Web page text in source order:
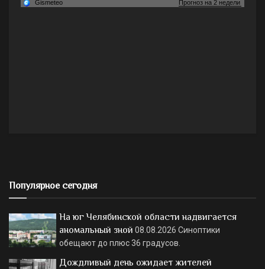
Популярное сегодня
На юг Челябинской области надвигается
аномальный зной 08.08.2026 Синоптики
обещают до плюс 36 градусов.
Дождливый день ожидает жителей